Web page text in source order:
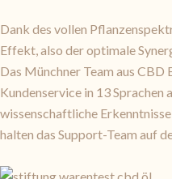
Dank des vollen
Effekt, also der optimale
Das Münchner Team aus
Kundenservice in 13 Sprachen
wissenschaftliche
halten das Support-Team auf